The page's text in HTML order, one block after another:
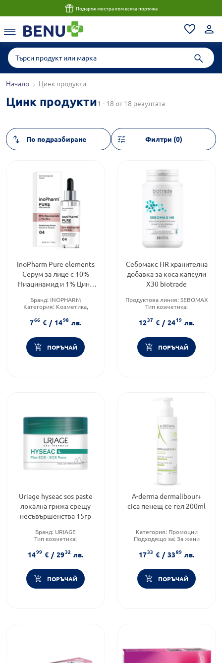
Подарък мостра към всяка поръчка
Начало Цинк продукти
Цинк продукти1 - 18 от 18 резултата
Филтри (0)
InoPharm Pure elements
Серум за лице с 10%
Ниацинамид и 1% Цинк
Бранд: INOPHARM
Категория: Козметика,
Форма на продукта:серум
766 € / 1498 лв.
ПОРЪЧАЙ
Себомакс HR хранителна
добавка за коса капсули
Х30 biotrade
Продуктова линия: SEBOMAX
Тип козметика:
Тип продукт:Хранителни
добавки
1237 € / 2419 лв.
ПОРЪЧАЙ
Uriage hyseac sos paste
локална грижа срещу
несъвършенства 15гр
Бранд: URIAGE
Тип козметика:
Форма на продукта:крем
1499 € / 2932 лв.
ПОРЪЧАЙ
A-derma dermalibour+
cica пенещ се гел 200ml
Категория: Промоции
Подходящо за: За жени
Дермокозметика
1733 € / 3389 лв.
ПОРЪЧАЙ